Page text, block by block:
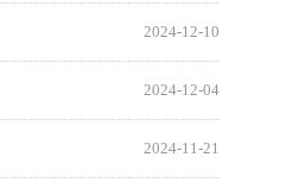
2024-12-10
2024-12-04
2024-11-21